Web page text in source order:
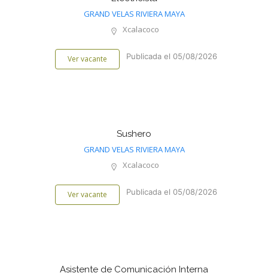
GRAND VELAS RIVIERA MAYA
Xcalacoco
Ver vacante Publicada el 05/08/2026
Sushero
GRAND VELAS RIVIERA MAYA
Xcalacoco
Ver vacante Publicada el 05/08/2026
Asistente de Comunicación Interna